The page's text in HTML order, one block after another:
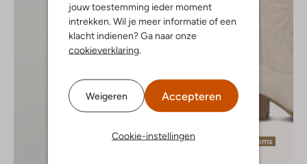
jouw toestemming ieder moment
intrekken. Wil je meer informatie of een
klacht indienen? Ga naar onze
cookieverklaring.
Weigeren Accepteren
Cookie-instellingen
Laatste items